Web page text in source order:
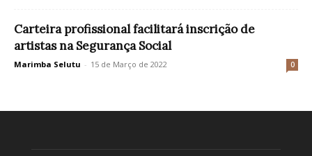
Carteira profissional facilitará inscrição de
artistas na Segurança Social
Marimba Selutu - 15 de Março de 2022 0